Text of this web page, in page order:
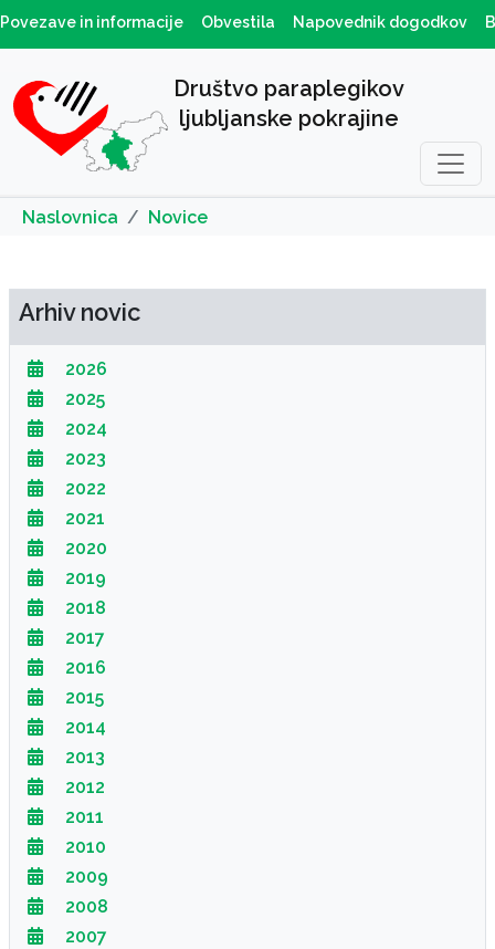
Povezave in informacije Obvestila Napovednik dogodkov
Društvo paraplegikov
ljubljanske pokrajine
Naslovnica Novice
Arhiv novic
2026
2025
2024
2023
2022
2021
2020
2019
2018
2017
2016
2015
2014
2013
2012
2011
2010
2009
2008
2007